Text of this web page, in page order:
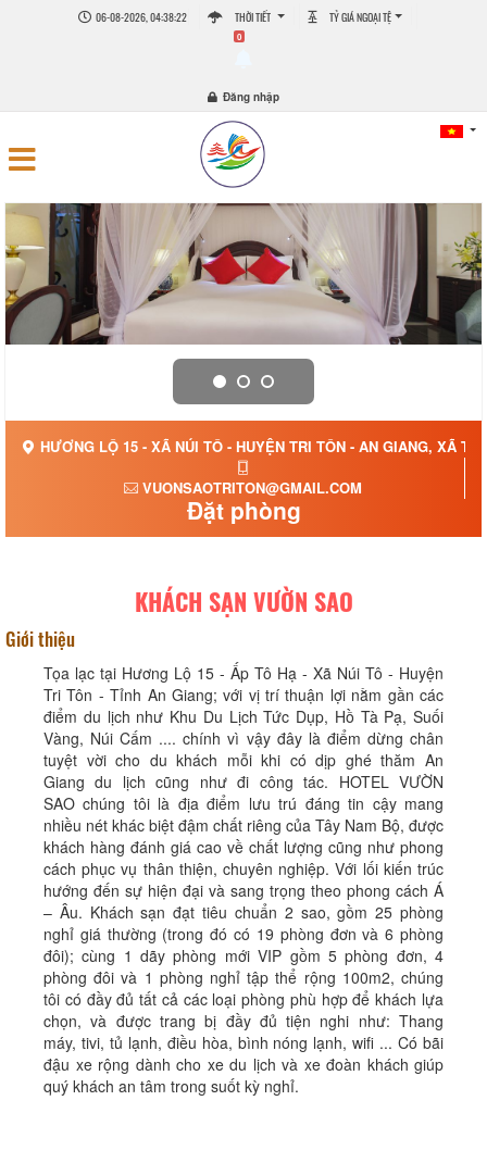
06-08-2026, 04:38:22 THỜI TIẾT TỶ GIÁ NGOẠI TỆ
0
Đăng nhập
HƯƠNG LỘ 15 - XÃ NÚI TÔ - HUYỆN TRI TÔN - AN GIANG, XÃ
VUONSAOTRITON@GMAIL.COM
Đặt phòng
KHÁCH SẠN VƯỜN SAO
Giới thiệu
Tọa lạc tại Hương Lộ 15 - Ấp Tô Hạ - Xã Núi Tô - Huyện
Tri Tôn - Tỉnh An Giang; với vị trí thuận lợi nằm gần các
điểm du lịch như Khu Du Lịch Tức Dụp, Hồ Tà Pạ, Suối
Vàng, Núi Cấm .... chính vì vậy đây là điểm dừng chân
tuyệt vời cho du khách mỗi khi có dịp ghé thăm An
Giang du lịch cũng như đi công tác. HOTEL VƯỜN
SAO chúng tôi là địa điểm lưu trú đáng tin cậy mang
nhiều nét khác biệt đậm chất riêng của Tây Nam Bộ, được
khách hàng đánh giá cao về chất lượng cũng như phong
cách phục vụ thân thiện, chuyên nghiệp. Với lối kiến trúc
hướng đến sự hiện đại và sang trọng theo phong cách Á
– Âu. Khách sạn đạt tiêu chuẩn 2 sao, gồm 25 phòng
nghỉ giá thường (trong đó có 19 phòng đơn và 6 phòng
đôi); cùng 1 dãy phòng mới VIP gồm 5 phòng đơn, 4
phòng đôi và 1 phòng nghỉ tập thể rộng 100m2, chúng
tôi có đầy đủ tất cả các loại phòng phù hợp để khách lựa
chọn, và được trang bị đầy đủ tiện nghi như: Thang
máy, tivi, tủ lạnh, điều hòa, bình nóng lạnh, wifi ... Có bãi
đậu xe rộng dành cho xe du lịch và xe đoàn khách giúp
quý khách an tâm trong suốt kỳ nghỉ.